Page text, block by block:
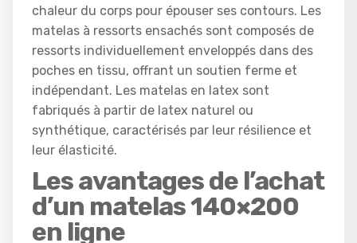
chaleur du corps pour épouser ses contours. Les
matelas à ressorts ensachés sont composés de
ressorts individuellement enveloppés dans des
poches en tissu, offrant un soutien ferme et
indépendant. Les matelas en latex sont
fabriqués à partir de latex naturel ou
synthétique, caractérisés par leur résilience et
leur élasticité.
Les avantages de l’achat
d’un matelas 140×200
en ligne